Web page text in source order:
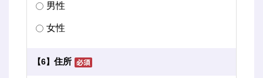
男性
女性
【6】 住所